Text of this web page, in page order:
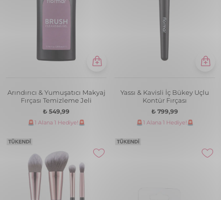
Arındırıcı & Yumuşatıcı Makyaj
Fırçası Temizleme Jeli
₺ 549,99
🚨1 Alana 1 Hediye!🚨
Yassı & Kavisli İç Bükey Uçlu
Kontür Fırçası
₺ 799,99
🚨1 Alana 1 Hediye!🚨